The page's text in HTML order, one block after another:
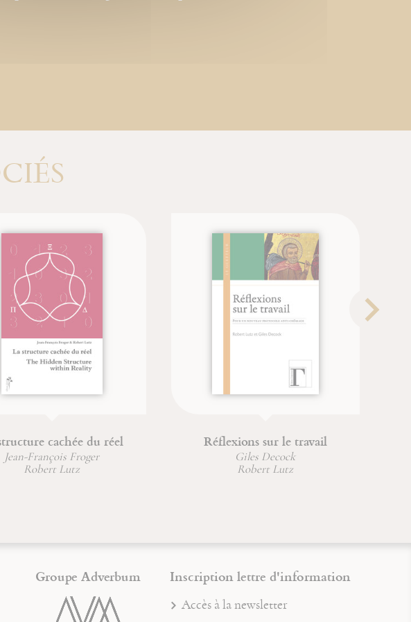
réel Réflexions sur le travail
Groupe Adverbum Inscription lettre d'information
Accès à la newsletter